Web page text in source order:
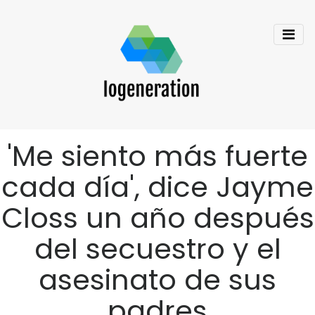
'Me siento más fuerte
cada día', dice Jayme
Closs un año después
del secuestro y el
asesinato de sus